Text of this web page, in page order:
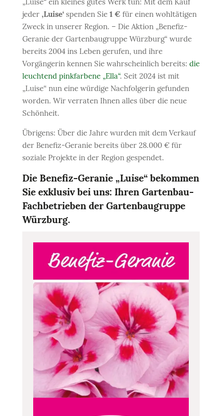
jeder ‚Luise‘spenden Sie 1 €für einen wohltätigen
Zweck in unserer Region. – Die Aktion „Benefiz-
Geranie der Gartenbaugruppe Würzburg“ wurde
bereits 2004 ins Leben gerufen, und ihre
Vorgängerin kennen Sie wahrscheinlich bereits: die
leuchtend pinkfarbene „Ella“. Seit 2024 ist mit
„Luise“ nun eine würdige Nachfolgerin gefunden
worden. Wir verraten Ihnen alles über die neue
Schönheit.
Übrigens: Über die Jahre wurden mit dem Verkauf
der Benefiz-Geranie bereits über 28.000 € für
soziale Projekte in der Region gespendet.
Die Benefiz-Geranie „Luise“ bekommen
Sie exklusiv bei uns: Ihren Gartenbau-
Fachbetrieben der Gartenbaugruppe
Würzburg.